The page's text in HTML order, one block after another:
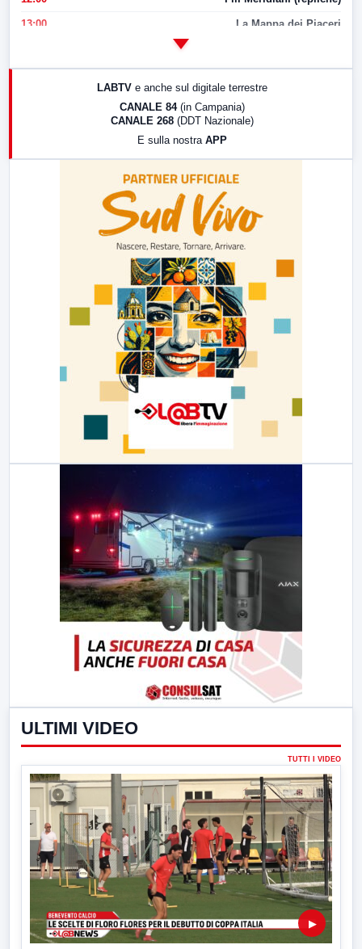
13:00 La Mappa dei Piaceri
LABTV e anche sul digitale terrestre
CANALE 84 (in Campania)
CANALE 268 (DDT Nazionale)
E sulla nostra APP
ULTIMI VIDEO
TUTTI I VIDEO
▶